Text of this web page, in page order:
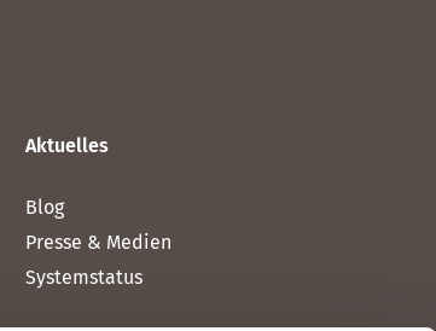
Aktuelles
Blog
Presse & Medien
Systemstatus